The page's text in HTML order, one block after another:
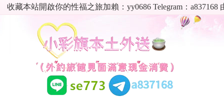
收藏本站開啟你的性福之旅加賴：yy0686 Telegram：